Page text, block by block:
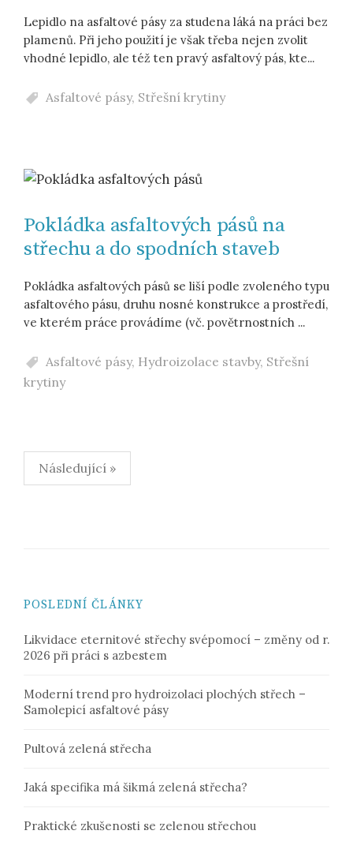
Lepidlo na asfaltové pásy za studena láká na práci bez
plamenů. Při jeho použití je však třeba nejen zvolit
vhodné lepidlo, ale též ten pravý asfaltový pás, kte...
Asfaltové pásy, Střešní krytiny
Pokládka asfaltových pásů na
střechu a do spodních staveb
Pokládka asfaltových pásů se liší podle zvoleného typu
asfaltového pásu, druhu nosné konstrukce a prostředí,
ve kterém práce provádíme (vč. povětrnostních ...
Asfaltové pásy, Hydroizolace stavby, Střešní
krytiny
Navigace
pro
Následující »
POSLEDNÍ ČLÁNKY
Likvidace eternitové střechy svépomocí – změny od r.
2026 při práci s azbestem
Moderní trend pro hydroizolaci plochých střech –
Samolepicí asfaltové pásy
Pultová zelená střecha
Jaká specifika má šikmá zelená střecha?
Praktické zkušenosti se zelenou střechou